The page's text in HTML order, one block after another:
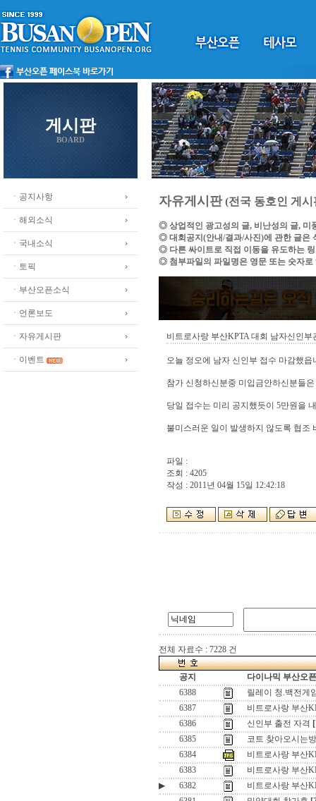
게시판
BOARD
ㆍ공지사항
ㆍ해외소식
ㆍ국내소식
ㆍ토픽
ㆍ부산오픈소식
ㆍ언론보도
ㆍ자유게시판
ㆍ이벤트
자유게시판(전국 동호인 게시
◎ 상업적인 광고성의 글, 비난성의 글, 미
◎ 대회공지(안내/결과/사진)에 관한 글은
◎ 다른 싸이트로 직접 이동을 유도하는
◎ 첨부파일의 파일명은 영문 또는 숫자로
비트로사랑 부산KPTA 대회 남자신인부
오늘 정오에 남자 신인부 접수 마감했읍
참가 신청하신분중 미입금안하신분들
당일 접수는 미리 공지했듯이 5만원을
불미스러운 일이 발생하지 않도록 협조
파일 :
조회 : 4205
작성 : 2011년 04월 15일 12:42:18
전체 자료수 : 7228 건
공지
다이나믹 부산오
6388
릴레이 청.백전게
6387
비트로사랑 부산
6386
신인부 출전 자격
6385
코트 찾아오시는
6384
비트로사랑 부산
6383
비트로사랑 부산
▶
6382
비트로사랑 부산